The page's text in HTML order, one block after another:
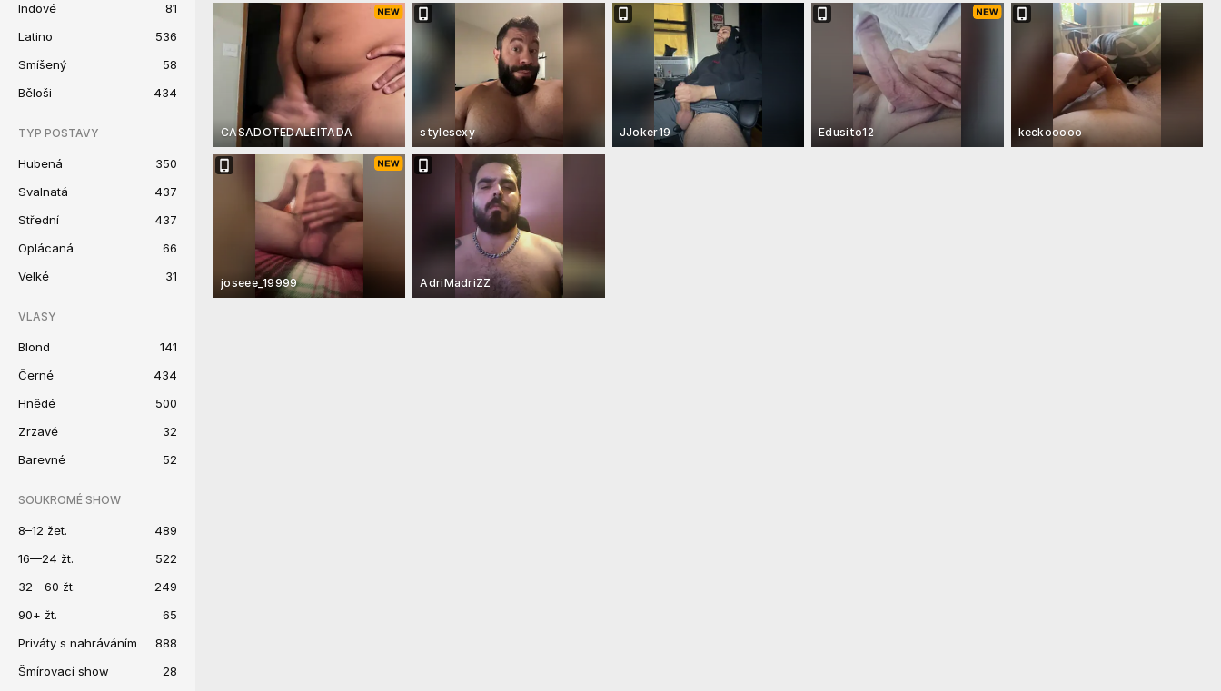
Indové
81
Latino
536
Smíšený
58
Běloši
434
TYP POSTAVY
Hubená
350
Svalnatá
437
Střední
437
Oplácaná
66
Velké
31
VLASY
Blond
141
Černé
434
Hnědé
500
Zrzavé
32
Barevné
52
SOUKROMÉ SHOW
8–12 žet.
489
16—24 žt.
522
32—60 žt.
249
90+ žt.
65
Priváty s nahráváním
888
Šmírovací show
28
CASADOTEDALEITADA stylesexy JJoker19 Edusito12 keckooooo
joseee_19999 AdriMadriZZ